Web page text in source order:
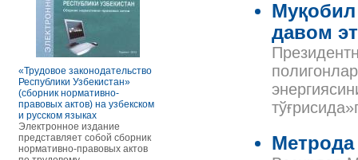
«Трудовое законодательство
Республики Узбекистан»
(сборник нормативно-
правовых актов) на узбекском
и русском языках
Электронное издание
представляет собой сборник
нормативно-правовых актов
РАСЧЕТЫ С ПЕРСОНАЛОМ II
В книге рассмотрены вопросы
отдельных сферах и случаях.
В частности, раскрыты
Налоговое
Сборник
правовых
Данное
по сути
сборник
правовых
законы,
давом
Метрода